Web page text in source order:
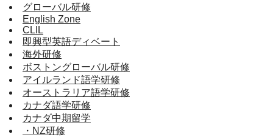
グローバル研修
English Zone
CLIL
即興型英語ディベート
海外研修
ボストングローバル研修
アイルランド語学研修
オーストラリア語学研修
カナダ語学研修
カナダ中期留学
・NZ研修